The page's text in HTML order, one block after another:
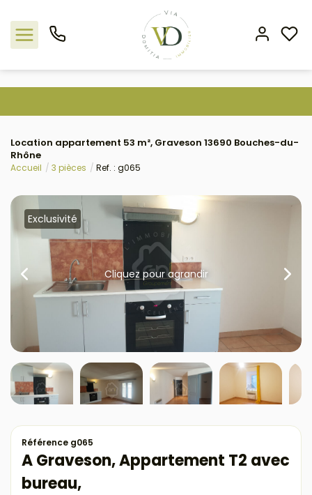
Nos offres
L'agence
Estimation
Avis clients
Location appartement 53 m², Graveson 13690 Bouches-du-
Rhône
Accueil 3 pièces Ref. : g065
Exclusivité
Cliquez pour agrandir
Référence g065
A Graveson, Appartement T2 avec
bureau,